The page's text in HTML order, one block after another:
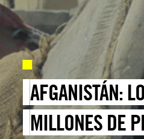
AFGANISTÁN:
MILLONES DE